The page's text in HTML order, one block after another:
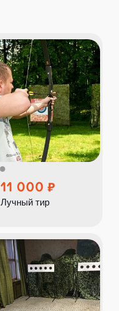
11 000
Лучный тир